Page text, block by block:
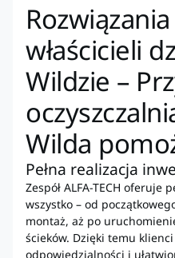
właścicieli
Wildzie –
Wilda
Pełna realizacja
Zespół ALFA-TECH oferuje
wszystko – od
montaż, aż po
ścieków. Dzięki temu
odpowiedzialności i